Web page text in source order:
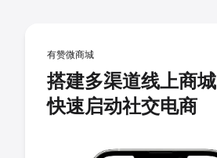
有赞微商城
搭建多渠道线上商城
快速启动社交电商